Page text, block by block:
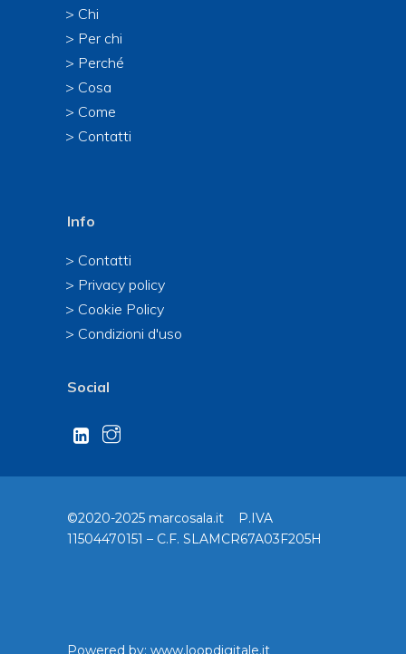
> Chi
> Per chi
> Perché
> Cosa
> Come
> Contatti
Info
> Contatti
> Privacy policy
> Cookie Policy
> Condizioni d'uso
Social
©2020-2025 marcosala.it P.IVA
11504470151 – C.F. SLAMCR67A03F205H
Powered by: www.loopdigitale.it